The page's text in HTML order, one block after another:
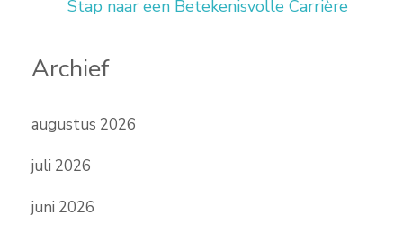
Stap naar een Betekenisvolle Carrière
Archief
augustus 2026
juli 2026
juni 2026